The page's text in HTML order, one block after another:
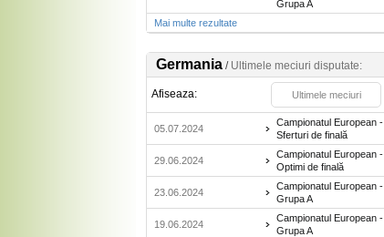
Grupa A
Mai multe rezultate
Germania / Ultimele meciuri disputate:
Afiseaza: Ultimele meciuri
05.07.2024
Campionatul European -
Sferturi de finală
29.06.2024
Campionatul European -
Optimi de finală
23.06.2024
Campionatul European -
Grupa A
19.06.2024
Campionatul European -
Grupa A